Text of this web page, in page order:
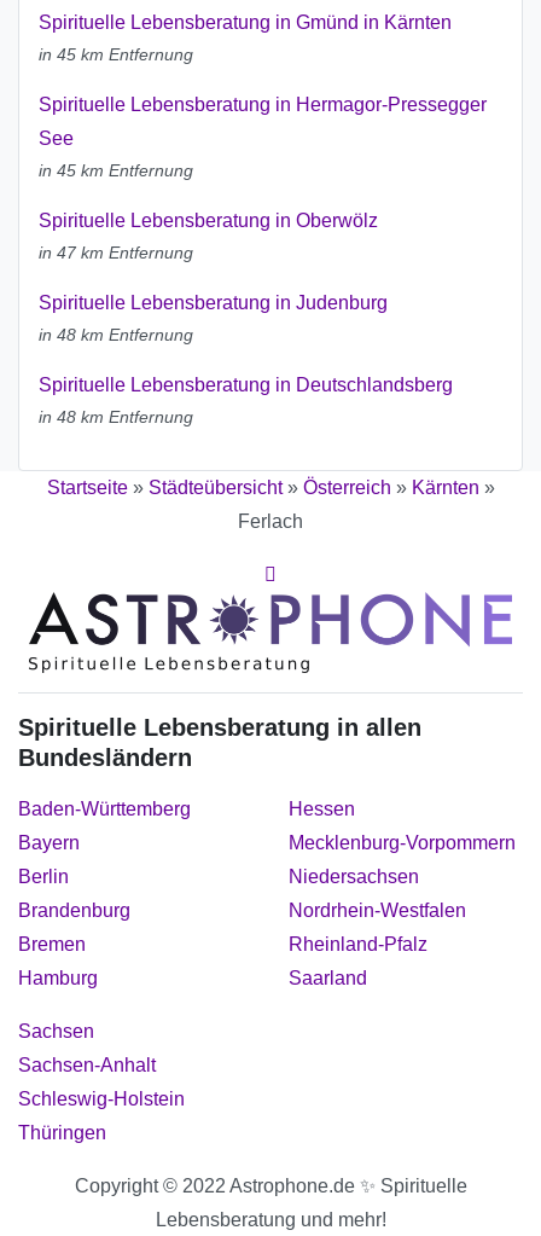
Spirituelle Lebensberatung in Gmünd in Kärnten
in 45 km Entfernung
Spirituelle Lebensberatung in Hermagor-Pressegger
See
in 45 km Entfernung
Spirituelle Lebensberatung in Oberwölz
in 47 km Entfernung
Spirituelle Lebensberatung in Judenburg
in 48 km Entfernung
Spirituelle Lebensberatung in Deutschlandsberg
in 48 km Entfernung
Startseite» Städteübersicht» Österreich » Kärnten »
Ferlach
Spirituelle Lebensberatung in allen
Bundesländern
Baden-Württemberg
Bayern
Berlin
Brandenburg
Bremen
Hamburg
Hessen
Mecklenburg-Vorpommern
Niedersachsen
Nordrhein-Westfalen
Rheinland-Pfalz
Saarland
Sachsen
Sachsen-Anhalt
Schleswig-Holstein
Thüringen
Copyright © 2022 Astrophone.de ✨ Spirituelle
Lebensberatung und mehr!